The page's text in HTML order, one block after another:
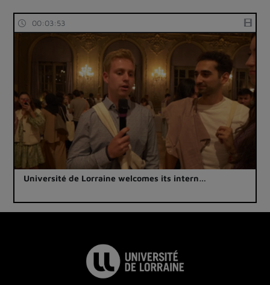
00:03:53
Université de Lorraine welcomes its intern…